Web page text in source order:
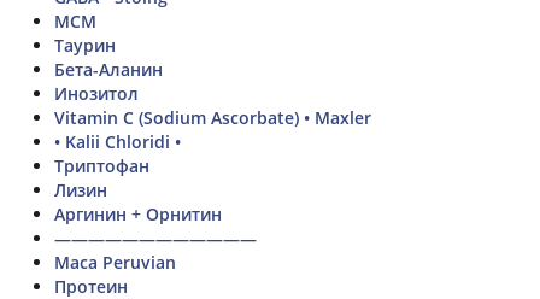
МСМ
Таурин
Бета-Аланин
Инозитол
Vitamin C (Sodium Ascorbate) • Maxler
• Kalii Chloridi •
Триптофан
Лизин
Аргинин + Орнитин
————————————
Maca Peruvian
Протеин